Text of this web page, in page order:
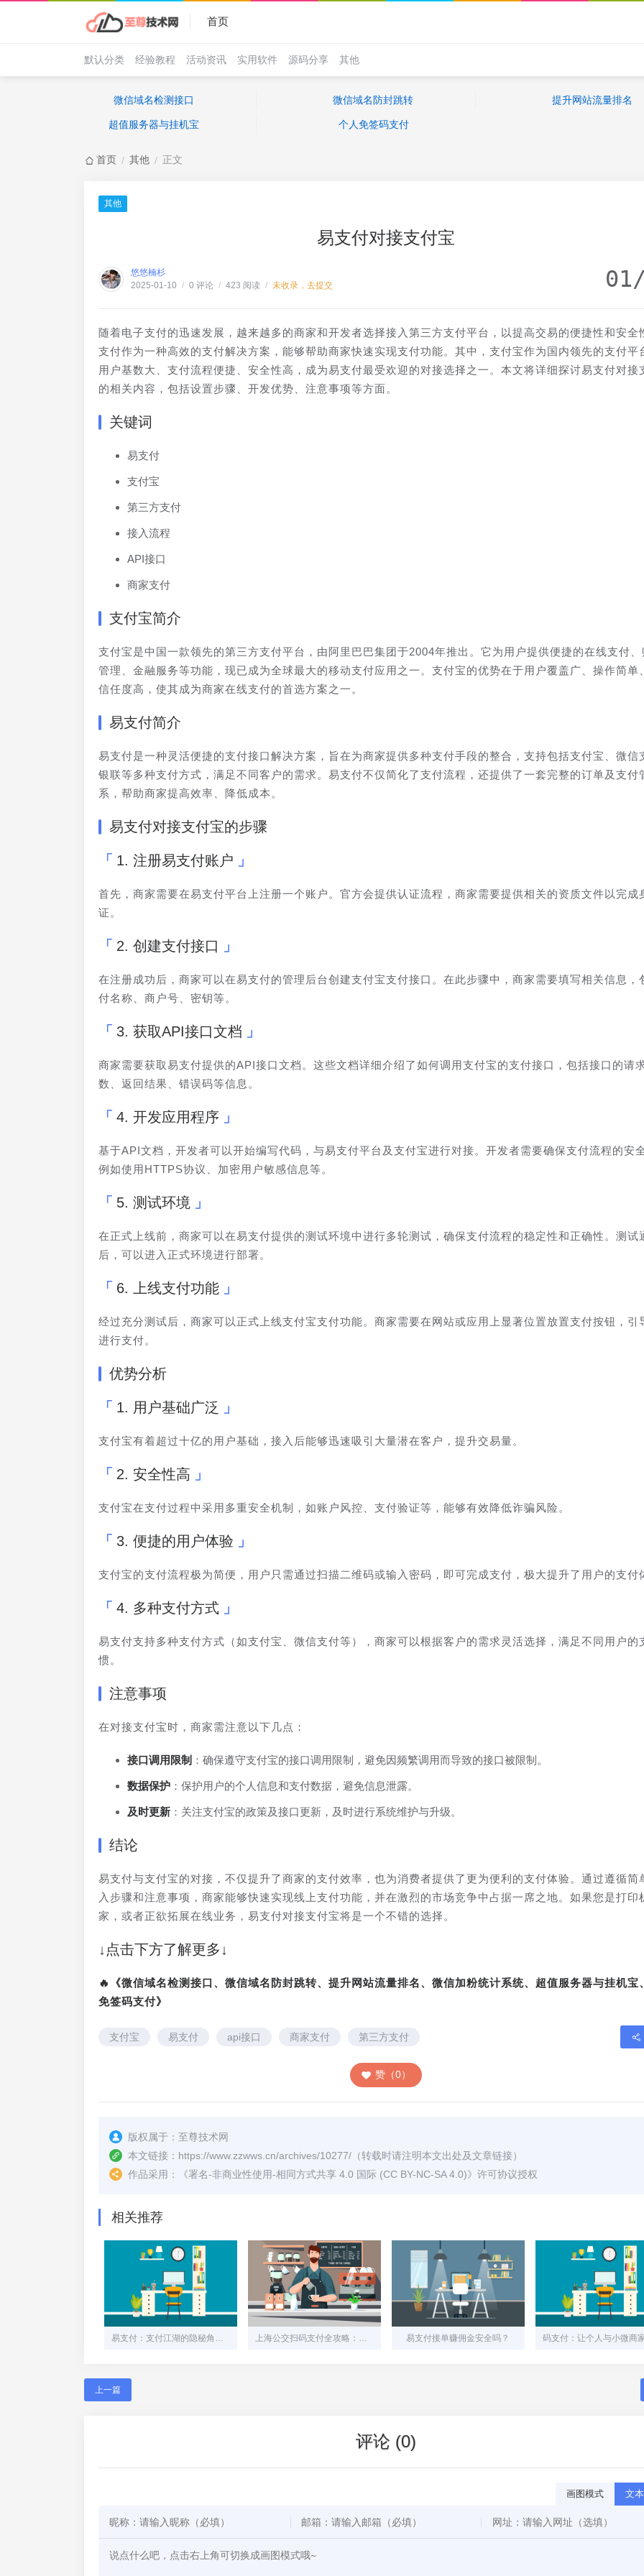
首页
默认分类 经验教程 活动资讯 实用软件 源码分享 其他
微信域名检测接口 微信域名防封跳转 提升网站流量排名
超值服务器与挂机宝 个人免签码支付
首页 / 其他 / 正文
其他
易支付对接支付宝
悠悠楠杉
2025-01-10 / 0 评论 / 423 阅读 / 未收录，去提交
随着电子支付的迅速发展，越来越多的商家和开发者选择接入第三方支付平台，以提高交易的便捷性和安全
支付作为一种高效的支付解决方案，能够帮助商家快速实现支付功能。其中，支付宝作为国内领先的支付平
用户基数大、支付流程便捷、安全性高，成为易支付最受欢迎的对接选择之一。本文将详细探讨易支付对接
的相关内容，包括设置步骤、开发优势、注意事项等方面。
关键词
易支付
支付宝
第三方支付
接入流程
API接口
商家支付
支付宝简介
支付宝是中国一款领先的第三方支付平台，由阿里巴巴集团于2004年推出。它为用户提供便捷的在线支付、
管理、金融服务等功能，现已成为全球最大的移动支付应用之一。支付宝的优势在于用户覆盖广、操作简单
信任度高，使其成为商家在线支付的首选方案之一。
易支付简介
易支付是一种灵活便捷的支付接口解决方案，旨在为商家提供多种支付手段的整合，支持包括支付宝、微信
银联等多种支付方式，满足不同客户的需求。易支付不仅简化了支付流程，还提供了一套完整的订单及支付
系，帮助商家提高效率、降低成本。
易支付对接支付宝的步骤
1. 注册易支付账户
首先，商家需要在易支付平台上注册一个账户。官方会提供认证流程，商家需要提供相关的资质文件以完成
证。
2. 创建支付接口
在注册成功后，商家可以在易支付的管理后台创建支付宝支付接口。在此步骤中，商家需要填写相关信息，
付名称、商户号、密钥等。
3. 获取API接口文档
商家需要获取易支付提供的API接口文档。这些文档详细介绍了如何调用支付宝的支付接口，包括接口的请
数、返回结果、错误码等信息。
4. 开发应用程序
基于API文档，开发者可以开始编写代码，与易支付平台及支付宝进行对接。开发者需要确保支付流程的安
例如使用HTTPS协议、加密用户敏感信息等。
5. 测试环境
在正式上线前，商家可以在易支付提供的测试环境中进行多轮测试，确保支付流程的稳定性和正确性。测试
后，可以进入正式环境进行部署。
6. 上线支付功能
经过充分测试后，商家可以正式上线支付宝支付功能。商家需要在网站或应用上显著位置放置支付按钮，引
进行支付。
优势分析
1. 用户基础广泛
支付宝有着超过十亿的用户基础，接入后能够迅速吸引大量潜在客户，提升交易量。
2. 安全性高
支付宝在支付过程中采用多重安全机制，如账户风控、支付验证等，能够有效降低诈骗风险。
3. 便捷的用户体验
支付宝的支付流程极为简便，用户只需通过扫描二维码或输入密码，即可完成支付，极大提升了用户的支付
4. 多种支付方式
易支付支持多种支付方式（如支付宝、微信支付等），商家可以根据客户的需求灵活选择，满足不同用户的
惯。
注意事项
在对接支付宝时，商家需注意以下几点：
接口调用限制 ：确保遵守支付宝的接口调用限制，避免因频繁调用而导致的接口被限制。
数据保护 ：保护用户的个人信息和支付数据，避免信息泄露。
及时更新 ：关注支付宝的政策及接口更新，及时进行系统维护与升级。
结论
易支付与支付宝的对接，不仅提升了商家的支付效率，也为消费者提供了更为便利的支付体验。通过遵循简
入步骤和注意事项，商家能够快速实现线上支付功能，并在激烈的市场竞争中占据一席之地。如果您是打印
家，或者正欲拓展在线业务，易支付对接支付宝将是一个不错的选择。
↓点击下方了解更多↓
🔥《微信域名检测接口、微信域名防封跳转、提升网站流量排名、微信加粉统计系统、超值服务器与挂机宝
免签码支付》
支付宝 易支付 api接口 商家支付 第三方支付
赞（0）
版权属于： 至尊技术网
本文链接： https://www.zzwws.cn/archives/10277/ （转载时请注明本文出处及文章链接）
作品采用：
《署名-非商业性使用-相同方式共享 4.0 国际 (CC BY-NC-SA 4.0)》许可协议授权
相关推荐
易支付：支付江湖的隐秘角落，中小商家的“灰色生命线” 上海公交扫码支付全攻略：一部手机畅行魔都 易支付接单赚佣金安全吗？
上一篇
评论 (0)
画图模式 文